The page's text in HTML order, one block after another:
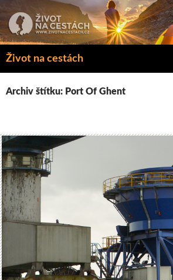
k
obsahu
Život na cestách
Hledat
Archiv štítku: Port Of Ghent